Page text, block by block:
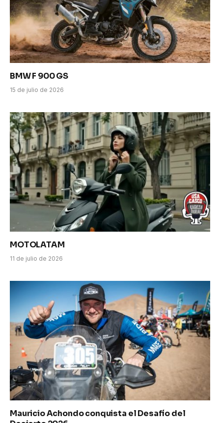
BMW F 900 GS
15 de julio de 2026
MOTOLATAM
11 de julio de 2026
Mauricio Achondo conquista el Desafío del